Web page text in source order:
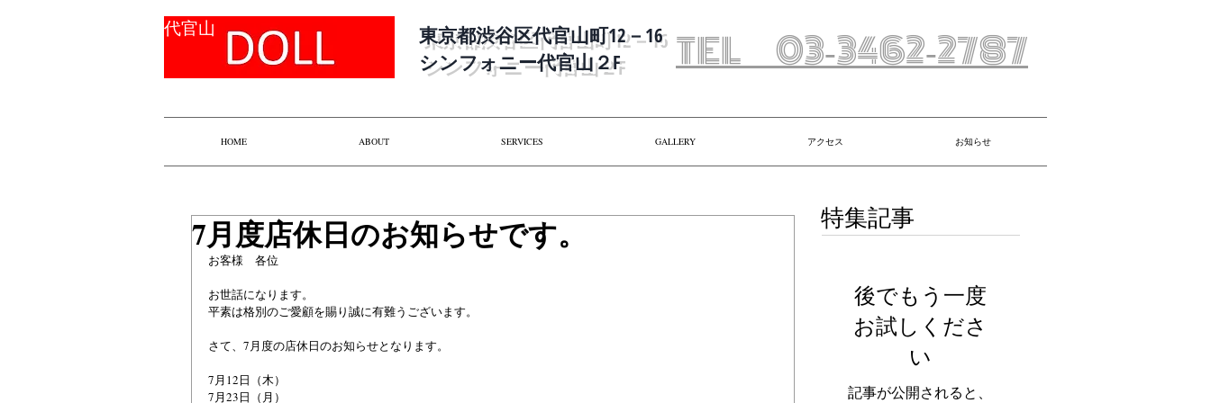
​代官山
​東京都渋谷区代官山町12－16
​シンフォニー代官山２F
​TEL 03‐3462‐2787
HOME ABOUT SERVICES GALLERY アクセス お知らせ
7月度店休日のお知らせです。
お客様　各位
お世話になります。
平素は格別のご愛顧を賜り誠に有難うございます。
さて、7月度の店休日のお知らせとなります。
7月12日（木）
7月23日（月）
特集記事
後でもう一度
お試しくださ
い
記事が公開されると、